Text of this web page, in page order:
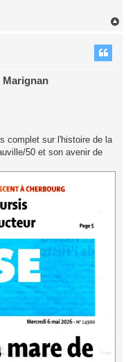
Marignan
complet sur l'histoire de la
50 et son avenir de